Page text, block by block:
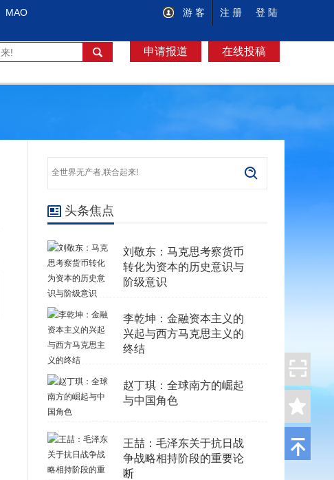
MAO 游 客 注 册 登 陆
申请报道 在线投稿
头条焦点
刘敬东：马克思考察货币
转化为资本的历史意识与
阶级意识
李乾坤：金融资本主义的
兴起与西方马克思主义的
终结
赵丁琪：全球南方的崛起
与中国角色
王喆：毛泽东关于抗日战
争战略相持阶段的重要论
断